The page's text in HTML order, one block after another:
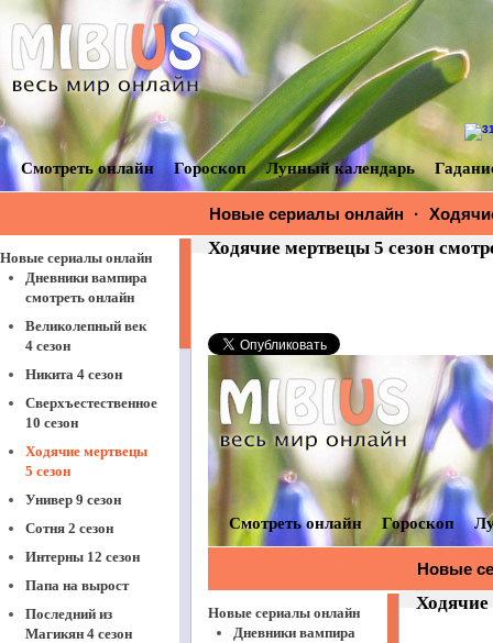
Смотреть онлайн Гороскоп Лунный календарь
Новые сериалы онлайн ·
Ходячие мертвецы 5 сезон
Новые сериалы онлайн
Дневники вампира
смотреть онлайн
Великолепный век
4 сезон
Никита 4 сезон
Сверхъестественное
10 сезон
Ходячие мертвецы
5 сезон
Универ 9 сезон
Сотня 2 сезон
Интерны 12 сезон
Папа на вырост
Последний из
Магикян 4 сезон